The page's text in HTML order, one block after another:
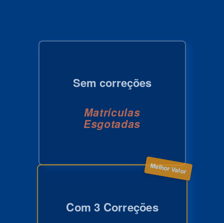
Sem correções
Matrículas
Esgotadas
Melhor Valor
Com 3 Correções